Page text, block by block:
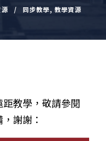
同步教學, 教學資源
教學，敬請參閱
謝謝：